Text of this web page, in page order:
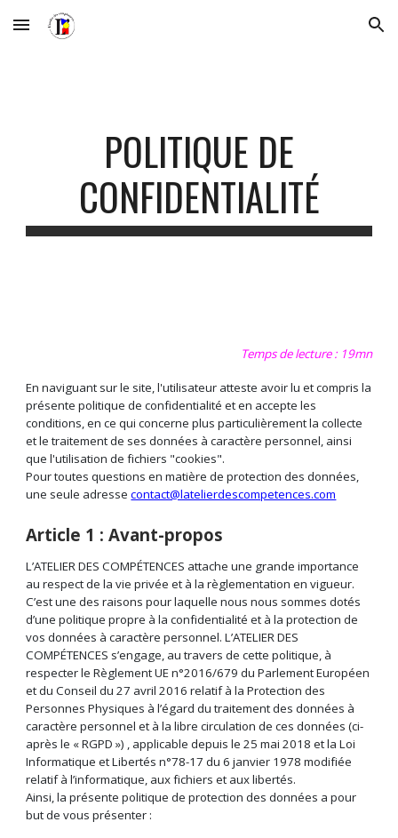
Skip to main content Skip to navigation
POLITIQUE DE
CONFIDENTIALITÉ
Temps de lecture : 19mn
En naviguant sur le site, l'utilisateur atteste avoir lu et compris la
présente politique de confidentialité et en accepte les
conditions, en ce qui concerne plus particulièrement la collecte
et le traitement de ses données à caractère personnel, ainsi
que l'utilisation de fichiers "cookies".
Pour toutes questions en matière de protection des données,
une seule adressecontact@latelierdescompetences.com
Article 1 : Avant-propos
L’ATELIER DES COMPÉTENCES attache une grande importance
au respect de la vie privée et à la règlementation en vigueur.
C’est une des raisons pour laquelle nous nous sommes dotés
d’une politique propre à la confidentialité et à la protection de
vos données à caractère personnel. L’ATELIER DES
COMPÉTENCES s’engage, au travers de cette politique, à
respecter le Règlement UE n°2016/679 du Parlement Européen
et du Conseil du 27 avril 2016 relatif à la Protection des
Personnes Physiques à l’égard du traitement des données à
caractère personnel et à la libre circulation de ces données (ci-
après le « RGPD ») , applicable depuis le 25 mai 2018 et la Loi
Informatique et Libertés n°78-17 du 6 janvier 1978 modifiée
relatif à l’informatique, aux fichiers et aux libertés.
Ainsi, la présente politique de protection des données a pour
but de vous présenter :